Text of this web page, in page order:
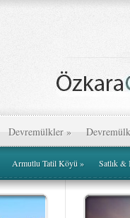
Devremülkler »
Armutlu Tatil Köyü» Satlık &